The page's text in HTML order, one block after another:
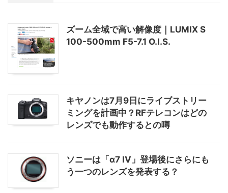
ズーム全域で高い解像度｜LUMIX S
100-500mm F5-7.1 O.I.S.
キヤノンは7月9日にライブストリー
ミングを計画中？RFテレコンはどの
レンズでも動作するとの噂
ソニーは「α7 IV」登場後にさらにも
う一つのレンズを発表する？